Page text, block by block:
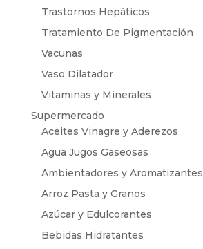
Trastornos Hepáticos
Tratamiento De Pigmentación
Vacunas
Vaso Dilatador
Vitaminas y Minerales
Supermercado
Aceites Vinagre y Aderezos
Agua Jugos Gaseosas
Ambientadores y Aromatizantes
Arroz Pasta y Granos
Azúcar y Edulcorantes
Bebidas Hidratantes